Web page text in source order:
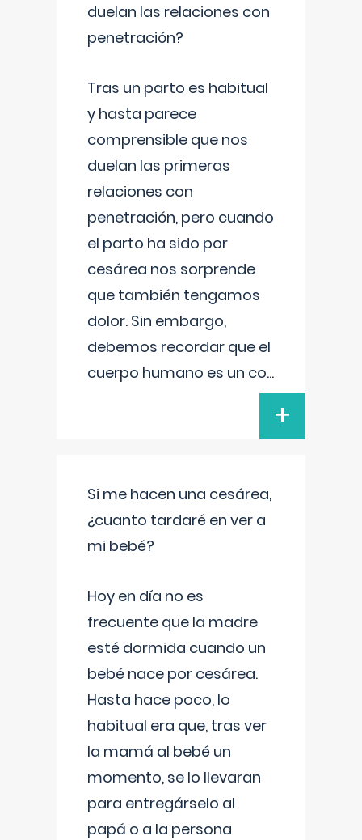
duelan las relaciones con
penetración?
Tras un parto es habitual
y hasta parece
comprensible que nos
duelan las primeras
relaciones con
penetración, pero cuando
el parto ha sido por
cesárea nos sorprende
que también tengamos
dolor. Sin embargo,
debemos recordar que el
cuerpo humano es un co...
+
Si me hacen una cesárea,
¿cuanto tardaré en ver a
mi bebé?
Hoy en día no es
frecuente que la madre
esté dormida cuando un
bebé nace por cesárea.
Hasta hace poco, lo
habitual era que, tras ver
la mamá al bebé un
momento, se lo llevaran
para entregárselo al
papá o a la persona